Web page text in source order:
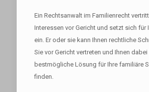
Ein Rechtsanwalt im Familienrecht
Interessen vor Gericht und setzt sich für
ein. Er oder sie kann Ihnen rechtliche
Sie vor Gericht vertreten und Ihnen
bestmögliche Lösung für Ihre familiäre
finden.